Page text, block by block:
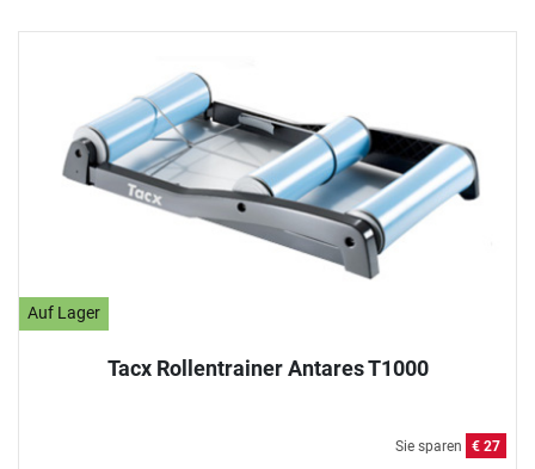
Auf Lager
Tacx Rollentrainer Antares T1000
Sie sparen € 27